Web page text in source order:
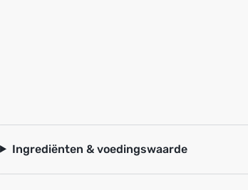
Ingrediënten & voedingswaarde